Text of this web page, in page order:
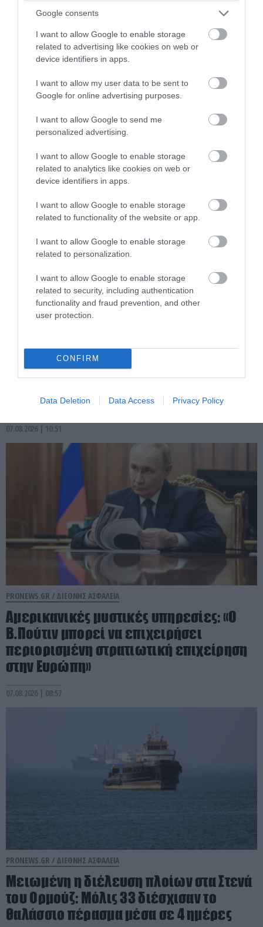
Google consents
I want to allow Google to enable storage
related to advertising like cookies on web or
device identifiers in apps.
I want to allow my user data to be sent to
Google for online advertising purposes.
I want to allow Google to send me
personalized advertising.
I want to allow Google to enable storage
related to analytics like cookies on web or
device identifiers in apps.
I want to allow Google to enable storage
related to functionality of the website or app.
I want to allow Google to enable storage
related to personalization.
I want to allow Google to enable storage
related to security, including authentication
functionality and fraud prevention, and other
user protection.
CONFIRM
Data Deletion Data Access Privacy Policy
PRONEWS.GR /ΔΙΕΘΝΗΣ ΑΣΦΑΛΕΙΑ
Δεν είναι μόνο το Μαρόκο: Ποια χώρα
μετέφερε 2.000 παράνομους
αλλοδαπούς και με ναρκωτικά στην
Ισπανία (βίντεο)
07.08.2026 | 16:12
PRONEWS.GR /ΔΙΕΘΝΗΣ ΑΣΦΑΛΕΙΑ
Γερμανία: Συνελήφθη 31χρονος που
οργάνωση των τσιγαράδων του «Έντικ»
07.08.2026 | 10:51
PRONEWS.GR / ΔΙΕΘΝΗΣ ΑΣΦΑΛΕΙΑ
Αμερικανικές μυστικές υπηρεσίες: «Ο
Β.Πούτιν μπορεί να επιχειρήσει
περιορισμένη στρατιωτική επιχείρηση
στην Ευρώπη»
07.08.2026 | 08:57
PRONEWS.GR / ΔΙΕΘΝΗΣ ΑΣΦΑΛΕΙΑ
Μειωμένη η διέλευση πλοίων στα Στενά
του Ορμούζ: Μόλις 33 διέσχισαν το
θαλάσσιο πέρασμα μέσα σε 4 ημέρες